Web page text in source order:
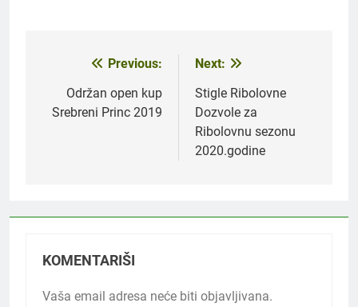
Navigacija
članaka
Previous:
Održan open kup
Srebreni Princ 2019
Next:
Stigle Ribolovne
Dozvole za
Ribolovnu sezonu
2020.godine
KOMENTARIŠI
Vaša email adresa neće biti objavljivana.